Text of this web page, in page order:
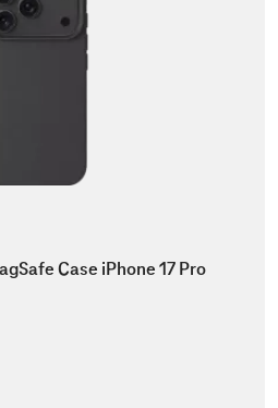
Case iPhone 17 Pro